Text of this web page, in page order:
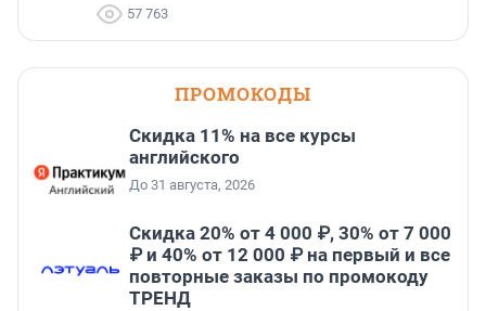
57 763
ПРОМОКОДЫ
Скидка 11% на все курсы
английского
До 31 августа, 2026
Скидка 20% от 4 000 ₽, 30% от 7 000
₽ и 40% от 12 000 ₽ на первый и все
повторные заказы по промокоду
ТРЕНД